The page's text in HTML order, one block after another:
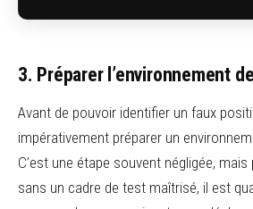
3. Préparer l’environnement
Avant de pouvoir identifier un faux
impérativement préparer un
C’est une étape souvent négligée,
sans un cadre de test maîtrisé, il est